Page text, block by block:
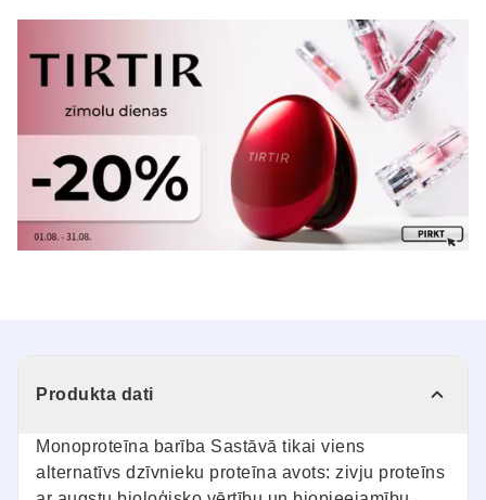
Produkta dati
Monoproteīna barība Sastāvā tikai viens
alternatīvs dzīvnieku proteīna avots: zivju proteīns